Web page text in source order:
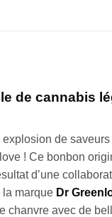
de cannabis
de
! Ce bonbon
d’une
la marque Dr
chanvre avec de